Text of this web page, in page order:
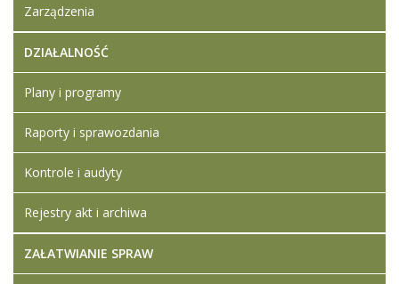
Zarządzenia
DZIAŁALNOŚĆ
Plany i programy
Raporty i sprawozdania
Kontrole i audyty
Rejestry akt i archiwa
ZAŁATWIANIE SPRAW